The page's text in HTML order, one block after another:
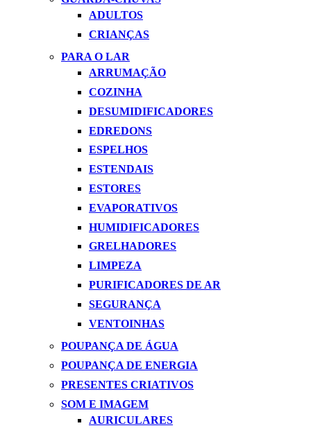
ADULTOS
CRIANÇAS
PARA O LAR
ARRUMAÇÃO
COZINHA
DESUMIDIFICADORES
EDREDONS
ESPELHOS
ESTENDAIS
ESTORES
EVAPORATIVOS
HUMIDIFICADORES
GRELHADORES
LIMPEZA
PURIFICADORES DE AR
SEGURANÇA
VENTOINHAS
POUPANÇA DE ÁGUA
POUPANÇA DE ENERGIA
PRESENTES CRIATIVOS
SOM E IMAGEM
AURICULARES